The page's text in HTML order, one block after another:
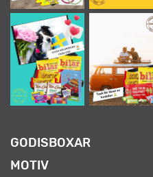
GODISBOXAR
MOTIV